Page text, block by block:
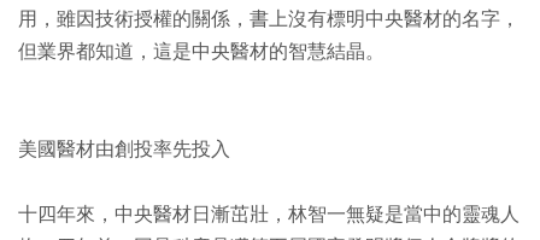
用，雖因技術授權的關係，書上沒有標明中央醫材的名字，
但業界都知道，這是中央醫材的智慧結晶。
美國醫材由創投率先投入
十四年來，中央醫材日漸茁壯，林智一無疑是當中的靈魂人